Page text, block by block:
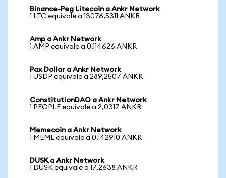
Binance-Peg Litecoin a Ankr Network
1 LTC equivale a 13076,5311 ANKR
Amp a Ankr Network
1 AMP equivale a 0,114626 ANKR
Pax Dollar a Ankr Network
1 USDP equivale a 289,2507 ANKR
ConstitutionDAO a Ankr Network
1 PEOPLE equivale a 2,0317 ANKR
Memecoin a Ankr Network
1 MEME equivale a 0,142910 ANKR
DUSK a Ankr Network
1 DUSK equivale a 17,2638 ANKR